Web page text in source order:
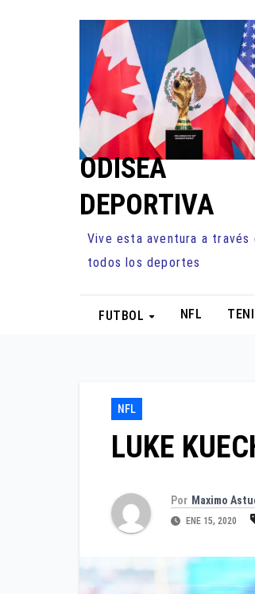
ODISEA
DEPORTIVA
Vive esta aventura a través
todos los deportes
FUTBOL NFL
NFL
LUKE
Por Maximo
ENE 15, 2020